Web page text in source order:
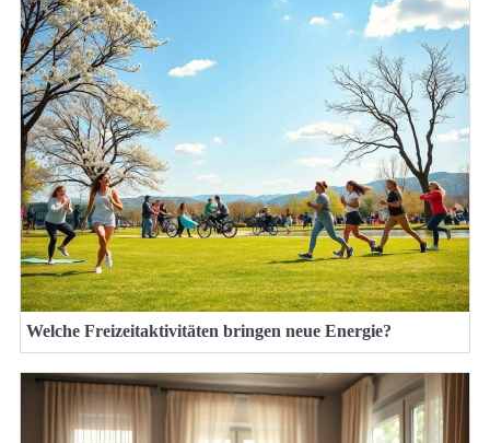
Welche Freizeitaktivitäten bringen neue Energie?